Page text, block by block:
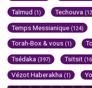
Talmud (1) Techouva
Temps Messianique (124)
Torah-Box & vous (1)
Tsédaka (397) Tsitsit
Vézot Haberakha (1)